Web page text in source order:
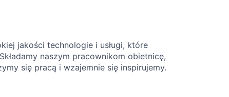
jakości technologie i usługi, które
naszym pracownikom obietnicę,
się pracą i wzajemnie się inspirujemy.